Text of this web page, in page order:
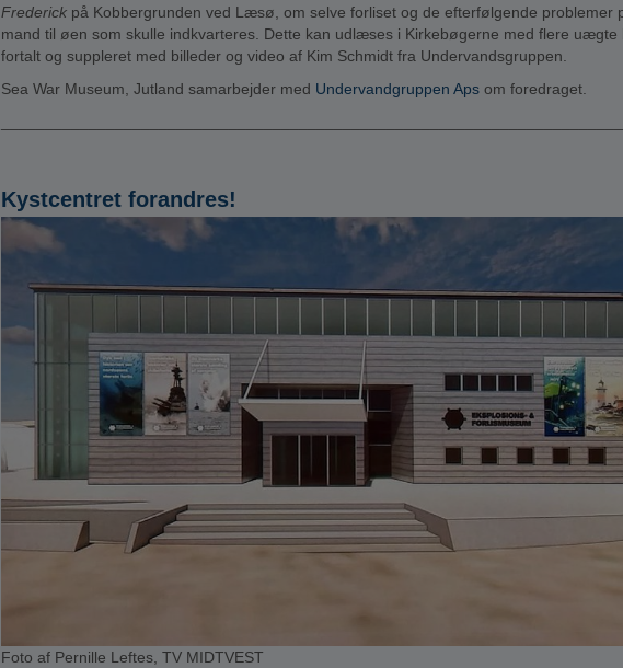
Frederickpå Kobbergrunden ved Læsø, om selve forliset og de efterfølgende problemer
mand til øen som skulle indkvarteres. Dette kan udlæses i Kirkebøgerne med flere uægte
fortalt og suppleret med billeder og video af Kim Schmidt fra Undervandsgruppen.
Sea War Museum, Jutland samarbejder med Undervandgruppen Apsom foredraget.
Kystcentret forandres!
Foto af Pernille Leftes, TV MIDTVEST